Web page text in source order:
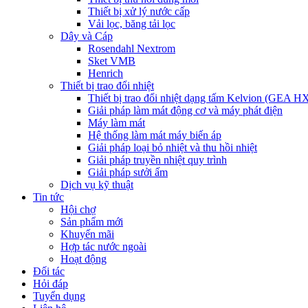
Thiết bị xử lý nước cấp
Vải lọc, băng tải lọc
Dây và Cáp
Rosendahl Nextrom
Sket VMB
Henrich
Thiết bị trao đổi nhiệt
Thiết bị trao đổi nhiệt dạng tấm Kelvion (GEA
Giải pháp làm mát động cơ và máy phát điện
Máy làm mát
Hệ thống làm mát máy biến áp
Giải pháp loại bỏ nhiệt và thu hồi nhiệt
Giải pháp truyền nhiệt quy trình
Giải pháp sưởi ấm
Dịch vụ kỹ thuật
Tin tức
Hội chợ
Sản phẩm mới
Khuyến mãi
Hợp tác nước ngoài
Hoạt động
Đối tác
Hỏi đáp
Tuyển dụng